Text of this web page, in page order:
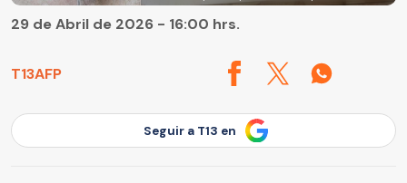
T13AFP
29 de Abril de 2026 - 16:00 hrs.
Seguir a T13 en